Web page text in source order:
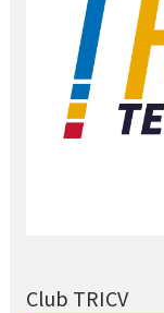
Club TRICV